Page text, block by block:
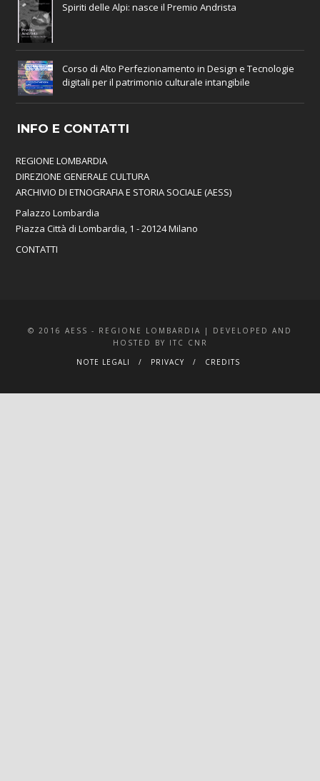
Spiriti delle Alpi: nasce il Premio Andrista
Corso di Alto Perfezionamento in Design e Tecnologie
digitali per il patrimonio culturale intangibile
INFO E CONTATTI
REGIONE LOMBARDIA
DIREZIONE GENERALE CULTURA
ARCHIVIO DI ETNOGRAFIA E STORIA SOCIALE (AESS)
Palazzo Lombardia
Piazza Città di Lombardia, 1 - 20124 Milano
CONTATTI
© 2016 AESS - REGIONE LOMBARDIA | DEVELOPED AND
HOSTED BY ITC CNR
NOTE LEGALI
PRIVACY CREDITS